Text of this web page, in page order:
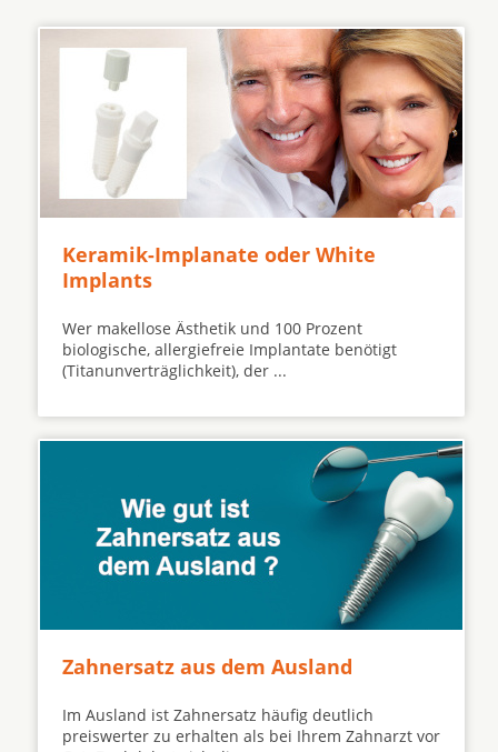
Keramik-Implanate oder White
Implants
Wer makellose Ästhetik und 100 Prozent
biologische, allergiefreie Implantate benötigt
(Titanunverträglichkeit), der ...
Zahnersatz aus dem Ausland
Im Ausland ist Zahnersatz häufig deutlich
preiswerter zu erhalten als bei Ihrem Zahnarzt vor